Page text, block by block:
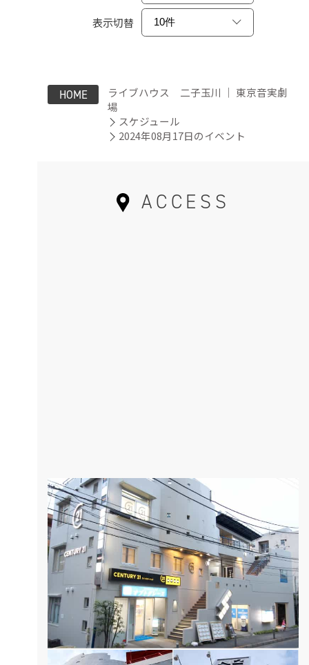
表示切替
HOME
ライブハウス 二子玉川 ｜ 東京音実劇
場
スケジュール
2024年08月17日のイベント
ACCESS